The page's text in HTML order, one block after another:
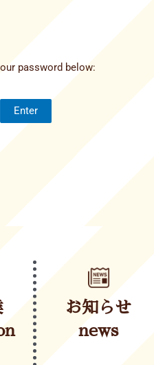
password below:
お知らせ
news